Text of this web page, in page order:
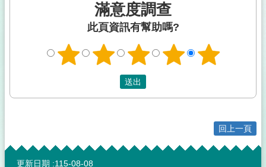
滿意度調查
此頁資訊有幫助嗎?
回上一頁
:::
更新日期 115-08-08